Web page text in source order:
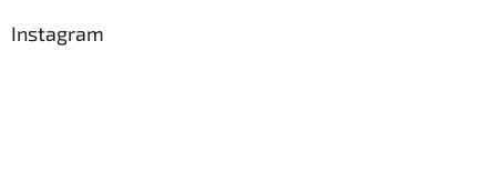
Instagram